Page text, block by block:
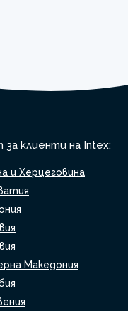
клиенти на Intex:
и Херцеговина
Македония